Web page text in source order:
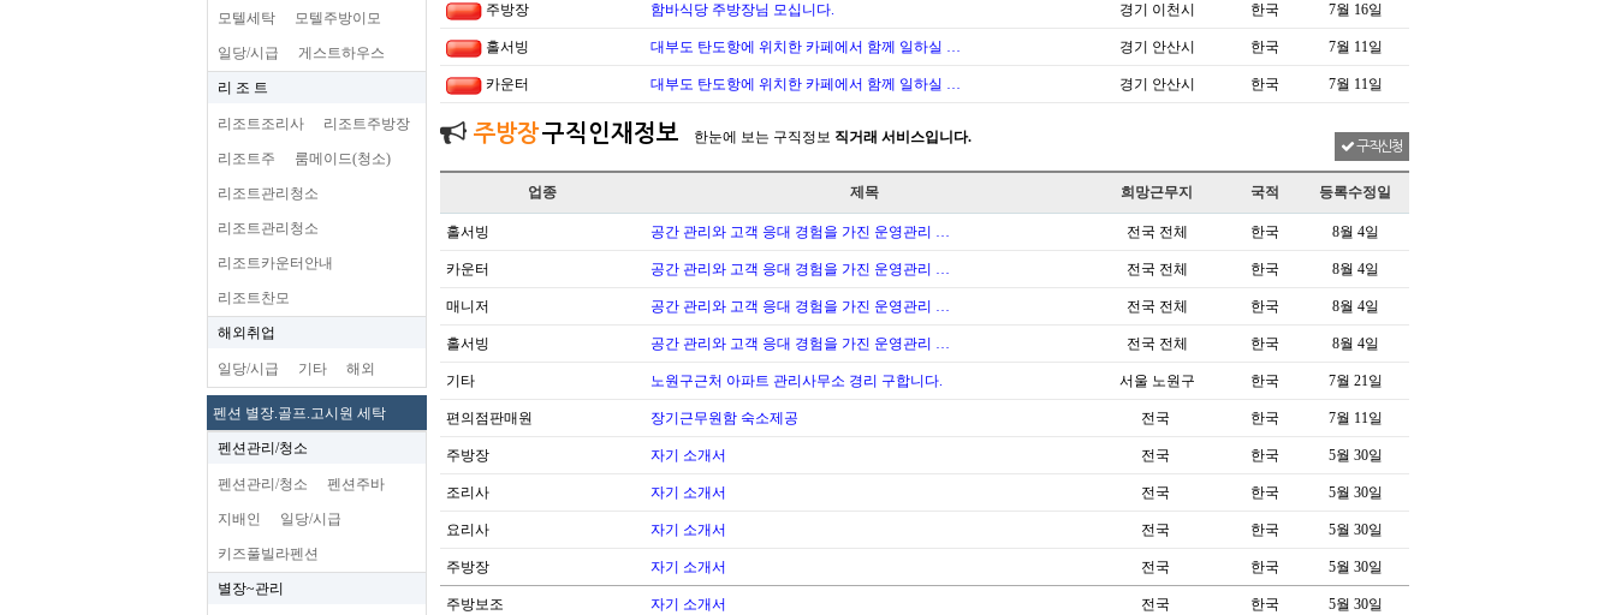
모텔세탁 모텔주방이모
일당/시급 게스트하우스
리 조 트
리조트조리사 리조트주방장
리조트주 룸메이드(청소)
리조트관리청소
리조트관리청소
리조트카운터안내
리조트찬모
해외취업
일당/시급 기타 해외
펜션 별장.골프.고시원 세탁
펜션관리/청소
펜션관리/청소 펜션주바
지배인 일당/시급
키즈풀빌라펜션
별장~관리
주방장 함바식당 주방장님 모십니다. 경기 이천시 한국 7월 16일
홀서빙 대부도 탄도항에 위치한 카페에서 함께 일하실 … 경기 안산시 한국 7월 11일
카운터 대부도 탄도항에 위치한 카페에서 함께 일하실 … 경기 안산시 한국 7월 11일
주방장구직인재정보 한눈에 보는 구직정보 직거래 서비스입니다.
구직신청
업종 제목 희망근무지 국적 등록수정일
홀서빙 공간 관리와 고객 응대 경험을 가진 운영관리 … 전국 전체 한국 8월 4일
카운터 공간 관리와 고객 응대 경험을 가진 운영관리 … 전국 전체 한국 8월 4일
매니저 공간 관리와 고객 응대 경험을 가진 운영관리 … 전국 전체 한국 8월 4일
홀서빙 공간 관리와 고객 응대 경험을 가진 운영관리 … 전국 전체 한국 8월 4일
기타 노원구근처 아파트 관리사무소 경리 구합니다. 서울 노원구 한국 7월 21일
편의점판매원 장기근무원함 숙소제공 전국 한국 7월 11일
주방장 자기 소개서 전국 한국 5월 30일
조리사 자기 소개서 전국 한국 5월 30일
요리사 자기 소개서 전국 한국 5월 30일
주방장 자기 소개서 전국 한국 5월 30일
주방보조 자기 소개서 전국 한국 5월 30일